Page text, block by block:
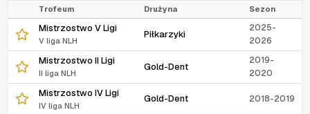
Trofeum Drużyna Sezon
Mistrzostwo V Ligi
V liga NLH
Piłkarzyki
2025-
2026
Mistrzostwo II Ligi
II liga NLH
Gold-Dent
2019-
2020
Mistrzostwo IV Ligi
IV liga NLH
Gold-Dent 2018-2019